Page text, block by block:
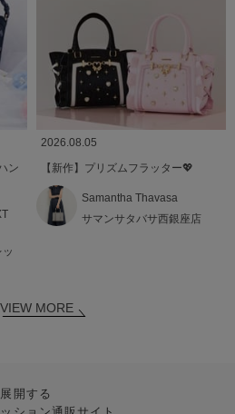
ン
2026.08.05
【新作】プリズムフラッター💖
Samantha Thavasa
サマンサタバサ西銀座店
VIEW MORE
開する